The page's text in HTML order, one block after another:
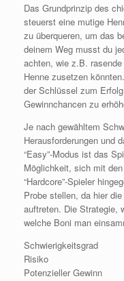
Das Grundprinzip des
steuerst eine mutige
zu überqueren, um das
deinem Weg musst du
achten, wie z.B.
Henne zusetzen
der Schlüssel zum
Gewinnchancen zu
Je nach gewähltem
Herausforderungen und
“Easy”-Modus ist das
Möglichkeit, sich mit
“Hardcore”-Spieler
Probe stellen, da hier
auftreten. Die Strategie,
welche Boni man
Schwierigkeitsgrad
Risiko
Potenzieller Gewinn